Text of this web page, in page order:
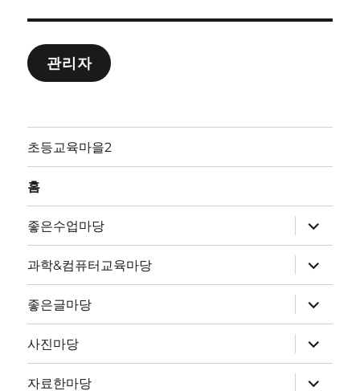
관리자
초등교육마을2
홈
좋은수업마당
위
메
뉴
확
장
과학&컴퓨터교육마당
위
메
뉴
확
장
좋은글마당
위
메
뉴
확
장
사진마당
위
메
뉴
자료한마당